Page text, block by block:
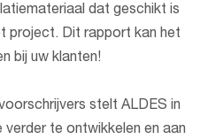
dat geschikt is
project. Dit rapport kan het
bij uw klanten!
stelt ALDES in
te ontwikkelen en aan